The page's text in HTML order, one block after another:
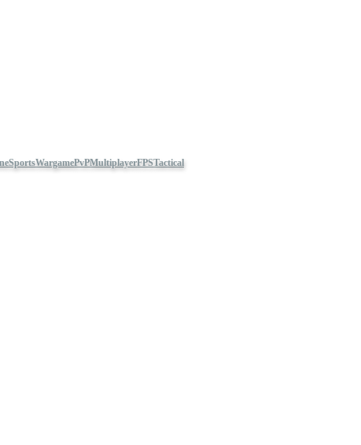
eSportsWargamePvPMultiplayerFPSTactical